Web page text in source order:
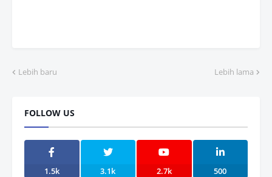
Lebih baru Lebih lama
FOLLOW US
1.5k 3.1k 2.7k 500